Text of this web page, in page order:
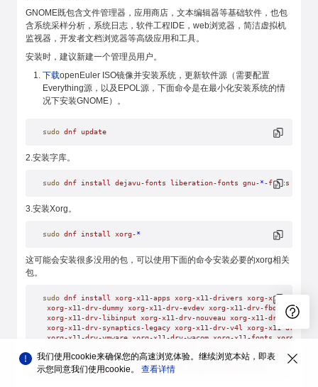
GNOME既包含文件管理器，应用商店，文本编辑器等基础软件，也包
含系统采样分析，系统日志，软件工程IDE，web浏览器，简洁虚拟机
监视器，开发者文档浏览器等高级应用和工具。
安装时，建议新建一个管理员用户。
下载openEuler ISO镜像并安装系统，更新软件源（需要配置
Everything源，以及EPOL源，下面命令是在最小化安装系统的情
况下安装GNOME）。
sudo dnf update
2.安装字库。
sudo dnf install dejavu-fonts liberation-fonts gnu-*-fonts
3.安装Xorg。
sudo dnf install xorg-*
这可能会安装很多没用的包，可以使用下面的命令安装必要的xorg相关
包。
sudo dnf install xorg-x11-apps xorg-x11-drivers xorg-x11-drv-ati
xorg-x11-drv-dummy xorg-x11-drv-evdev xorg-x11-drv-fbdev xorg-
xorg-x11-drv-libinput xorg-x11-drv-nouveau xorg-x11-drv-qxl \
xorg-x11-drv-synaptics-legacy xorg-x11-drv-v4l
xorg-x11-drv-
xorg-x11-drv-vmware xorg-x11-drv-wacom xorg-x11-fonts xorg-
xorg-x11-server-Xspice xorg-x11-util-macros xorg-x11-utils xorg-
xorg-x11-xbitmaps xorg-x11-xinit
我们使用cookie来确保您的高速浏览体验。继续浏览本站，即表
示您同意我们使用cookie。 查看详情